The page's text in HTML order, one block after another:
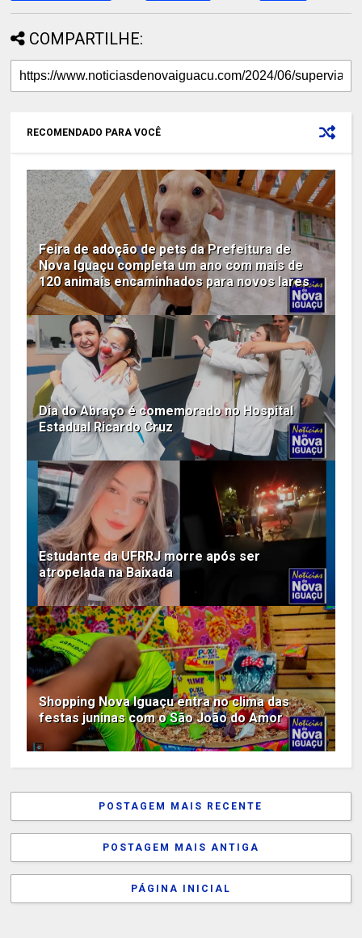
COMPARTILHE:
RECOMENDADO PARA VOCÊ
Feira de adoção de pets da Prefeitura de
Nova Iguaçu completa um ano com mais de
120 animais encaminhados para novos lares
Dia do Abraço é comemorado no Hospital
Estadual Ricardo Cruz
Estudante da UFRRJ morre após ser
atropelada na Baixada
Shopping Nova Iguaçu entra no clima das
festas juninas com o São João do Amor
POSTAGEM MAIS RECENTE
POSTAGEM MAIS ANTIGA
PÁGINA INICIAL